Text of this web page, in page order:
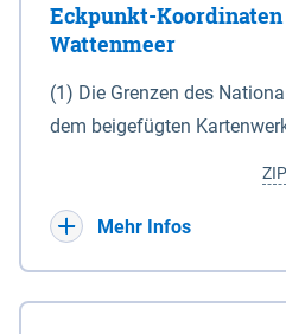
Eckpunkt-
Wattenmeer
(1) Die Grenzen des
dem beigefügten
(DTK) im Maßstab 1 : 100
verkleinerte Amtliche Karte
ZIP
Mehr Infos